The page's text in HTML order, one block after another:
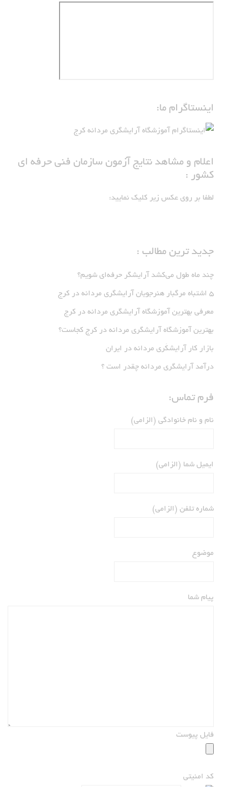
اینستاگرام ما:
اعلام و مشاهد نتایج آزمون سازمان فنی حرفه ای
کشور :
لطفا بر روی عکس زیر کلیک نمایید:
جدید ترین مطالب :
چند ماه طول می‌کشد آرایشگر حرفه‌ای شویم؟
5 اشتباه مرگبار هنرجویان آرایشگری مردانه در کرج
معرفی بهترین آموزشگاه آرایشگری مردانه در کرج
بهترین آموزشگاه آرایشگری مردانه در کرج کجاست؟
بازار كار آرايشكَرى مردانه در ايران
درآمد آرایشگری مردانه چقدر است ؟
فرم تماس:
نام و نام خانوادگی (الزامی)
ایمیل شما (الزامی)
شماره تلفن (الزامی)
موضوع
پیام شما
فایل پیوست
کد امنیتی